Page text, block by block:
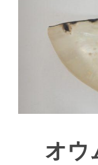
オウ